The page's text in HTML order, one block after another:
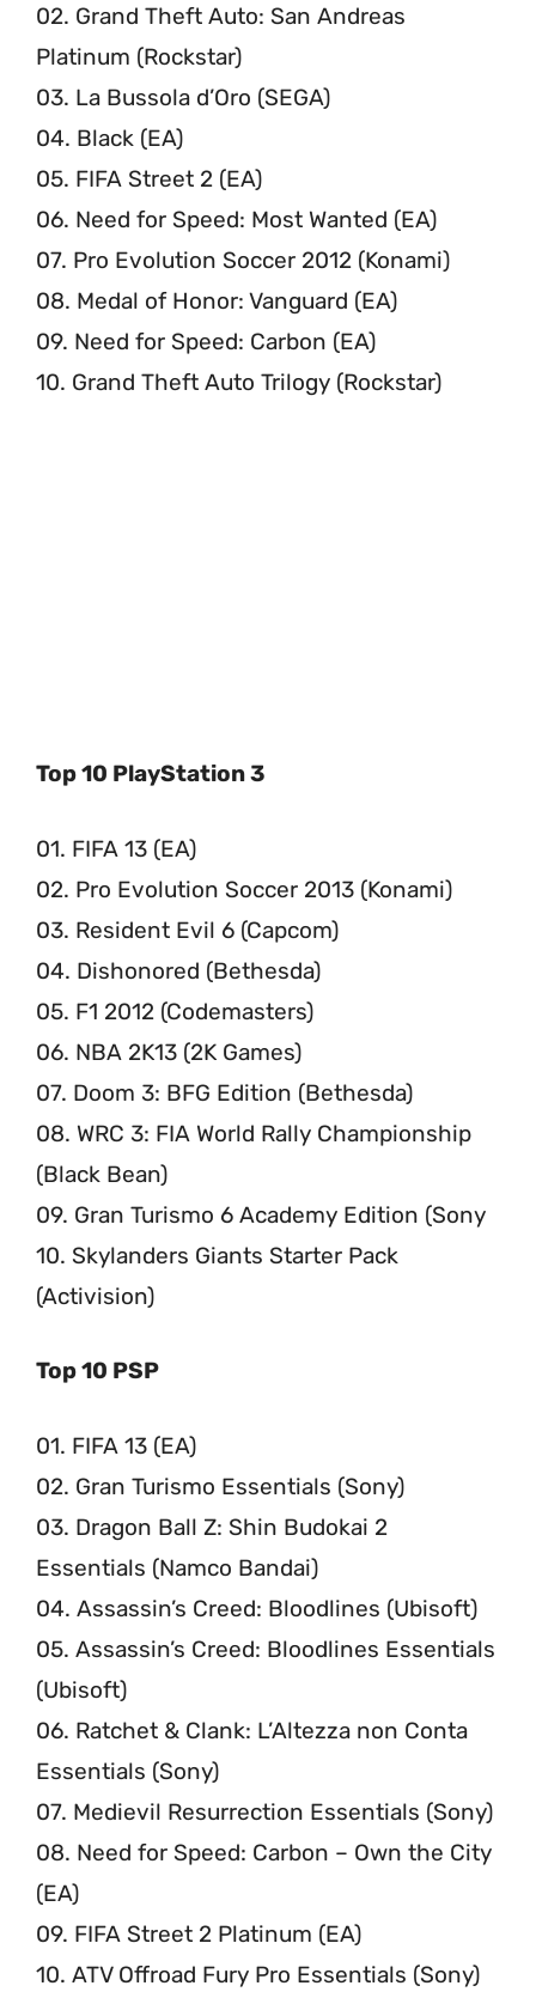
02. Grand Theft Auto: San Andreas
Platinum (Rockstar)
03. La Bussola d’Oro (SEGA)
04. Black (EA)
05. FIFA Street 2 (EA)
06. Need for Speed: Most Wanted (EA)
07. Pro Evolution Soccer 2012 (Konami)
08. Medal of Honor: Vanguard (EA)
09. Need for Speed: Carbon (EA)
10. Grand Theft Auto Trilogy (Rockstar)
Top 10 PlayStation 3
01. FIFA 13 (EA)
02. Pro Evolution Soccer 2013 (Konami)
03. Resident Evil 6 (Capcom)
04. Dishonored (Bethesda)
05. F1 2012 (Codemasters)
06. NBA 2K13 (2K Games)
07. Doom 3: BFG Edition (Bethesda)
08. WRC 3: FIA World Rally Championship
(Black Bean)
09. Gran Turismo 6 Academy Edition (Sony
10. Skylanders Giants Starter Pack
(Activision)
Top 10 PSP
01. FIFA 13 (EA)
02. Gran Turismo Essentials (Sony)
03. Dragon Ball Z: Shin Budokai 2
Essentials (Namco Bandai)
04. Assassin’s Creed: Bloodlines (Ubisoft)
05. Assassin’s Creed: Bloodlines Essentials
(Ubisoft)
06. Ratchet & Clank: L’Altezza non Conta
Essentials (Sony)
07. Medievil Resurrection Essentials (Sony)
08. Need for Speed: Carbon – Own the City
(EA)
09. FIFA Street 2 Platinum (EA)
10. ATV Offroad Fury Pro Essentials (Sony)